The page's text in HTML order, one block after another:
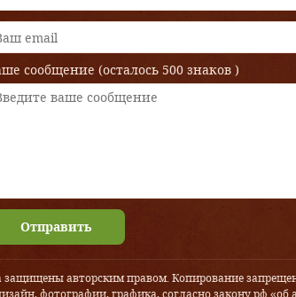
сообщение (осталось 500 знаков )
Отправить
авторским правом. Копирование